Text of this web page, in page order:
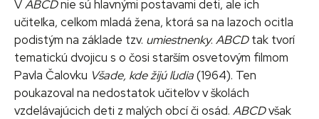
VABCDnie sú hlavnými postavami deti, ale ich
učiteľka, celkom mladá žena, ktorá sa na lazoch ocitla
podistým na základe tzv. umiestnenky. ABCDtak tvorí
tematickú dvojicu s o čosi starším osvetovým filmom
Pavla Čalovku Všade, kde žijú ľudia(1964). Ten
poukazoval na nedostatok učiteľov v školách
vzdelávajúcich deti z malých obcí či osád. ABCDvšak